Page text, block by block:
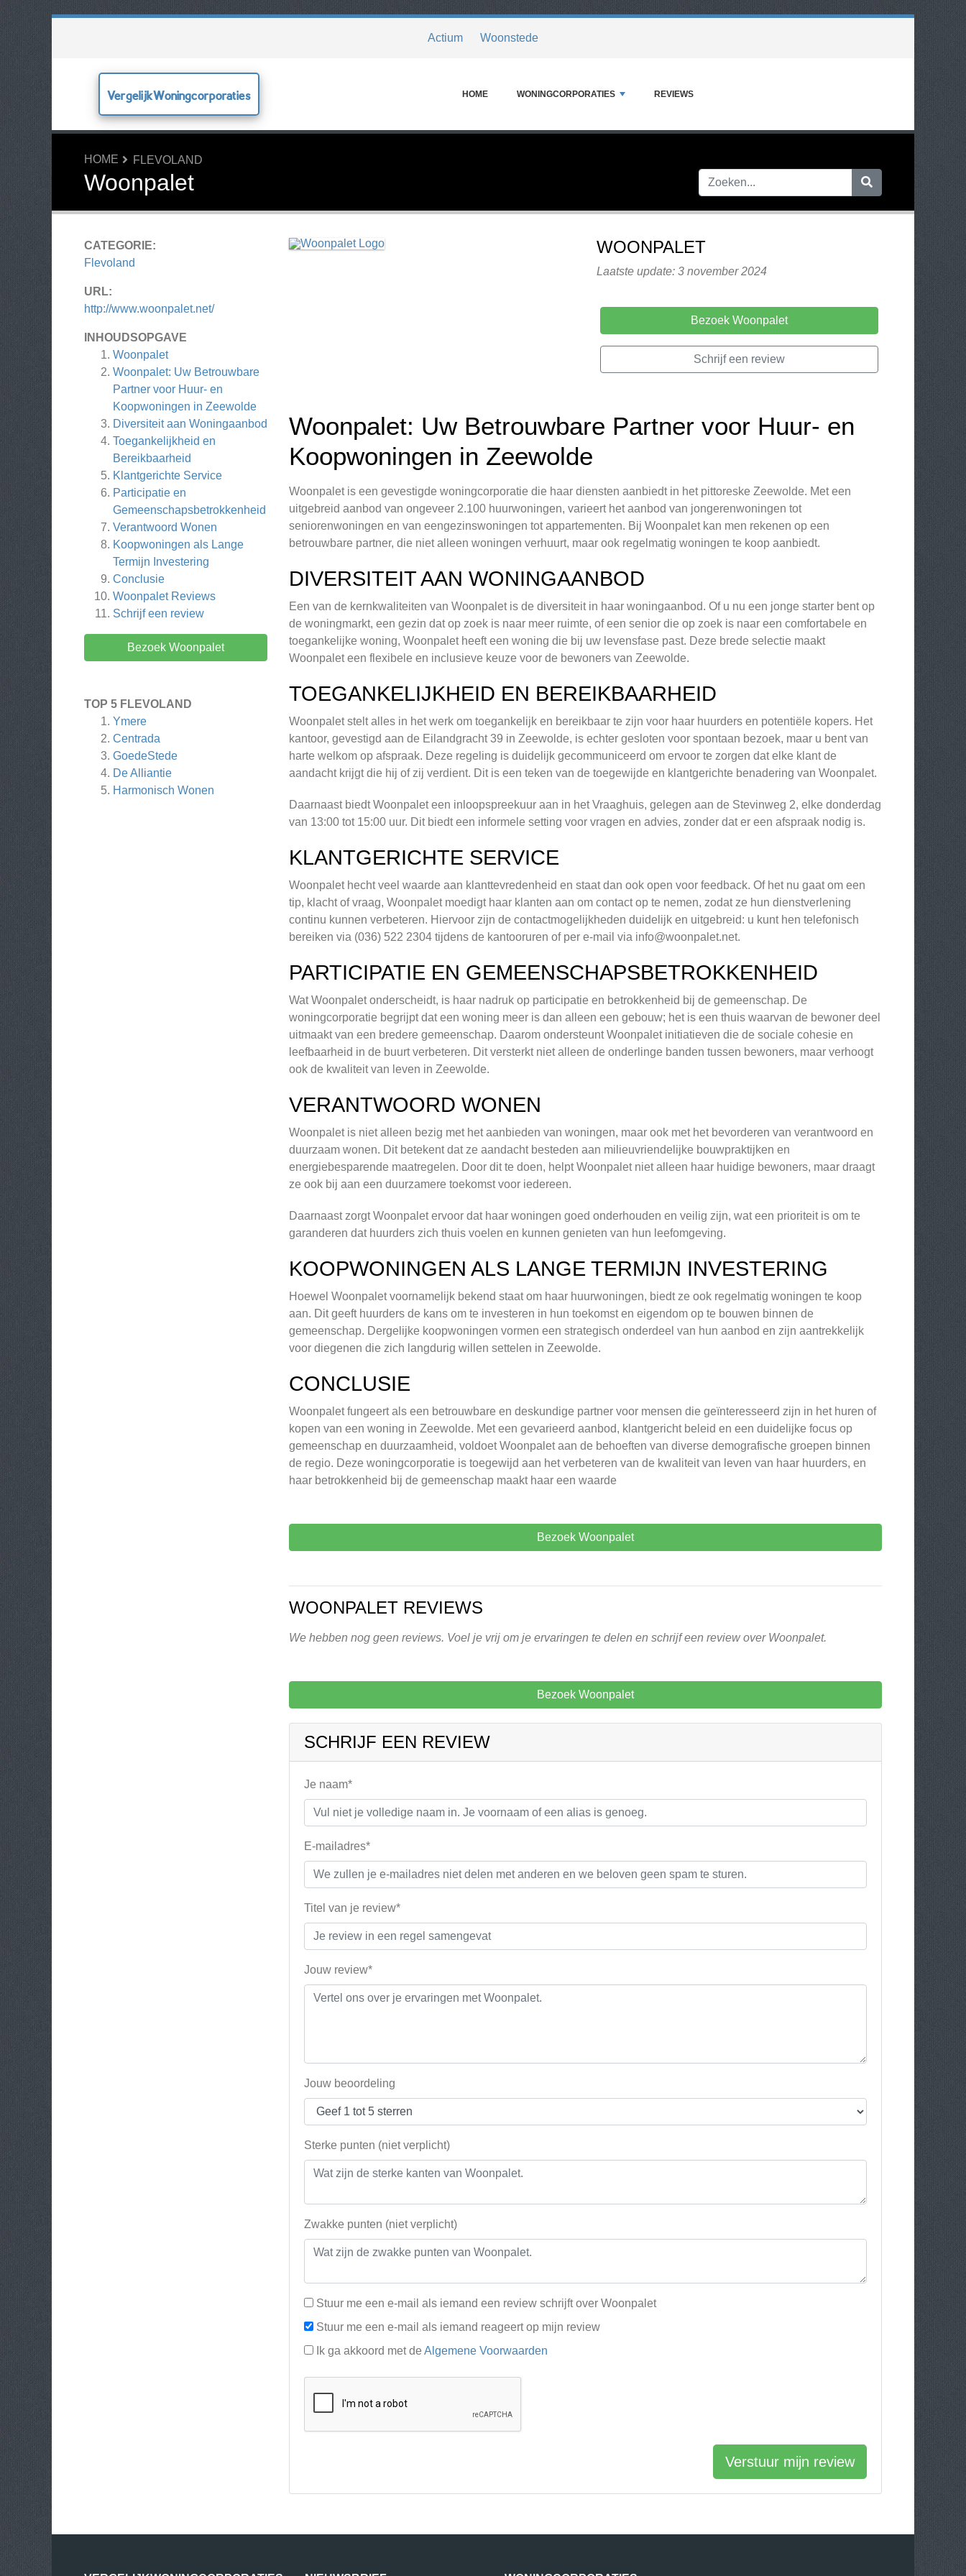
Actium Woonstede
VergelijkWoningcorporaties HOME WONINGCORPORATIES REVIEWS
HOME FLEVOLAND
Woonpalet
CATEGORIE:
Flevoland
URL:
http://www.woonpalet.net/
INHOUDSOPGAVE
Woonpalet
Woonpalet: Uw Betrouwbare
Partner voor Huur- en
Koopwoningen in Zeewolde
Diversiteit aan Woningaanbod
Toegankelijkheid en
Bereikbaarheid
Klantgerichte Service
Participatie en
Gemeenschapsbetrokkenheid
Verantwoord Wonen
Koopwoningen als Lange
Termijn Investering
Conclusie
WoonpaletReviews
Schrijf een review
Bezoek Woonpalet
TOP 5 FLEVOLAND
Ymere
Centrada
GoedeStede
De Alliantie
Harmonisch Wonen
WOONPALET
Laatste update: 3 november 2024
Bezoek Woonpalet
Schrijf een review
Woonpalet: Uw Betrouwbare Partner voor Huur- en
Koopwoningen in Zeewolde
Woonpalet is een gevestigde woningcorporatie die haar diensten aanbiedt in het pittoreske Zeewolde. Met een
uitgebreid aanbod van ongeveer 2.100 huurwoningen, varieert het aanbod van jongerenwoningen tot
seniorenwoningen en van eengezinswoningen tot appartementen. Bij Woonpalet kan men rekenen op een
betrouwbare partner, die niet alleen woningen verhuurt, maar ook regelmatig woningen te koop aanbiedt.
DIVERSITEIT AAN WONINGAANBOD
Een van de kernkwaliteiten van Woonpalet is de diversiteit in haar woningaanbod. Of u nu een jonge starter bent op
de woningmarkt, een gezin dat op zoek is naar meer ruimte, of een senior die op zoek is naar een comfortabele en
toegankelijke woning, Woonpalet heeft een woning die bij uw levensfase past. Deze brede selectie maakt
Woonpalet een flexibele en inclusieve keuze voor de bewoners van Zeewolde.
TOEGANKELIJKHEID EN BEREIKBAARHEID
Woonpalet stelt alles in het werk om toegankelijk en bereikbaar te zijn voor haar huurders en potentiële kopers. Het
kantoor, gevestigd aan de Eilandgracht 39 in Zeewolde, is echter gesloten voor spontaan bezoek, maar u bent van
harte welkom op afspraak. Deze regeling is duidelijk gecommuniceerd om ervoor te zorgen dat elke klant de
aandacht krijgt die hij of zij verdient. Dit is een teken van de toegewijde en klantgerichte benadering van Woonpalet.
Daarnaast biedt Woonpalet een inloopspreekuur aan in het Vraaghuis, gelegen aan de Stevinweg 2, elke donderdag
van 13:00 tot 15:00 uur. Dit biedt een informele setting voor vragen en advies, zonder dat er een afspraak nodig is.
KLANTGERICHTE SERVICE
Woonpalet hecht veel waarde aan klanttevredenheid en staat dan ook open voor feedback. Of het nu gaat om een
tip, klacht of vraag, Woonpalet moedigt haar klanten aan om contact op te nemen, zodat ze hun dienstverlening
continu kunnen verbeteren. Hiervoor zijn de contactmogelijkheden duidelijk en uitgebreid: u kunt hen telefonisch
bereiken via (036) 522 2304 tijdens de kantooruren of per e-mail via info@woonpalet.net.
PARTICIPATIE EN GEMEENSCHAPSBETROKKENHEID
Wat Woonpalet onderscheidt, is haar nadruk op participatie en betrokkenheid bij de gemeenschap. De
woningcorporatie begrijpt dat een woning meer is dan alleen een gebouw; het is een thuis waarvan de bewoner deel
uitmaakt van een bredere gemeenschap. Daarom ondersteunt Woonpalet initiatieven die de sociale cohesie en
leefbaarheid in de buurt verbeteren. Dit versterkt niet alleen de onderlinge banden tussen bewoners, maar verhoogt
ook de kwaliteit van leven in Zeewolde.
VERANTWOORD WONEN
Woonpalet is niet alleen bezig met het aanbieden van woningen, maar ook met het bevorderen van verantwoord en
duurzaam wonen. Dit betekent dat ze aandacht besteden aan milieuvriendelijke bouwpraktijken en
energiebesparende maatregelen. Door dit te doen, helpt Woonpalet niet alleen haar huidige bewoners, maar draagt
ze ook bij aan een duurzamere toekomst voor iedereen.
Daarnaast zorgt Woonpalet ervoor dat haar woningen goed onderhouden en veilig zijn, wat een prioriteit is om te
garanderen dat huurders zich thuis voelen en kunnen genieten van hun leefomgeving.
KOOPWONINGEN ALS LANGE TERMIJN INVESTERING
Hoewel Woonpalet voornamelijk bekend staat om haar huurwoningen, biedt ze ook regelmatig woningen te koop
aan. Dit geeft huurders de kans om te investeren in hun toekomst en eigendom op te bouwen binnen de
gemeenschap. Dergelijke koopwoningen vormen een strategisch onderdeel van hun aanbod en zijn aantrekkelijk
voor diegenen die zich langdurig willen settelen in Zeewolde.
CONCLUSIE
Woonpalet fungeert als een betrouwbare en deskundige partner voor mensen die geïnteresseerd zijn in het huren of
kopen van een woning in Zeewolde. Met een gevarieerd aanbod, klantgericht beleid en een duidelijke focus op
gemeenschap en duurzaamheid, voldoet Woonpalet aan de behoeften van diverse demografische groepen binnen
de regio. Deze woningcorporatie is toegewijd aan het verbeteren van de kwaliteit van leven van haar huurders, en
haar betrokkenheid bij de gemeenschap maakt haar een waarde
Bezoek Woonpalet
WOONPALET REVIEWS
We hebben nog geen reviews. Voel je vrij om je ervaringen te delen en schrijf een review over Woonpalet.
Bezoek Woonpalet
SCHRIJF EEN REVIEW
Je naam*
E-mailadres*
Titel van je review*
Jouw review*
Jouw beoordeling
Sterke punten (niet verplicht)
Zwakke punten (niet verplicht)
Stuur me een e-mail als iemand een review schrijft over Woonpalet
Stuur me een e-mail als iemand reageert op mijn review
Ik ga akkoord met de Algemene Voorwaarden
Verstuur mijn review